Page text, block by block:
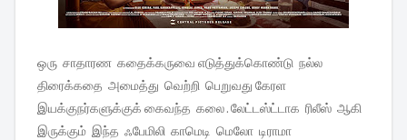
ஒரு சாதாரண கதைக்கருவை எடுத்துக்கொண்டு நல்ல
திரைக்கதை அமைத்து வெற்றி பெறுவது கேரள
இயக்குநர்களுக்குக் கைவந்த கலை . லேட்டஸ்ட்டாக ரிலீஸ் ஆகி
இருக்கும் இந்த ஃபேமிலி காமெடி மெலோ டிராமா